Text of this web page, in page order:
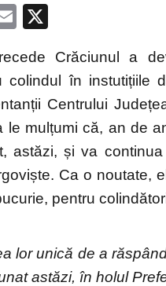
E
ail
Crăciunul a
colindul în instutițiile
Centrului
le mulțumi că, an de
astăzi, și va
Ca o noutate,
pentru
lor unică de a
astăzi, în holul